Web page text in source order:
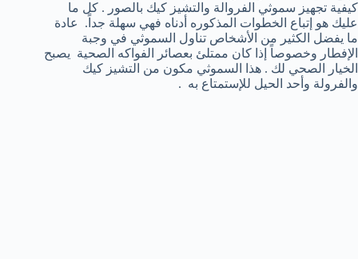
كيفية تجهيز سموثي الفروالة والتشيز كيك بالصور . كل ما
عليك هو إتباع الخطوات المذكوره أدناه فهي سهلة جداً. عادة
ما يفضل الكثير من الأشخاص تناول السموثي في وجبة
الإفطار وخصوصاً إذا كان ممتلئ بعصائر الفواكه الصحية يصبح
الخيار الصحي لك . هذا السموثي مكون من التشيز كيك
والفرولة وأحد الحيل للإستمتاع به .